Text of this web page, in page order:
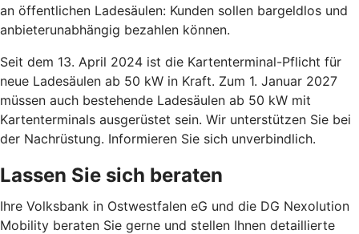
an öffentlichen Ladesäulen: Kunden sollen bargeldlos und
anbieterunabhängig bezahlen können.
Seit dem 13. April 2024 ist die Kartenterminal-Pflicht für
neue Ladesäulen ab 50 kW in Kraft. Zum 1. Januar 2027
müssen auch bestehende Ladesäulen ab 50 kW mit
Kartenterminals ausgerüstet sein. Wir unterstützen Sie bei
der Nachrüstung. Informieren Sie sich unverbindlich.
Lassen Sie sich beraten
Ihre Volksbank in Ostwestfalen eG und die DG Nexolution
Mobility beraten Sie gerne und stellen Ihnen detaillierte